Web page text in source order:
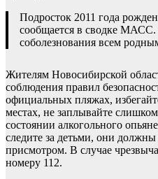
Подросток 2011 года
сообщается в сводке
соболезнования всем
Жителям Новосибирской
соблюдения правил
официальных пляжах,
местах, не заплывайте
состоянии алкогольного
следите за детьми, они
присмотром. В случае
номеру 112.